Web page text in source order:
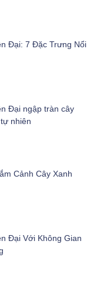
Đại: 7 Đặc Trưng Nổi
Đại ngập tràn cây
nhiên
Cảnh Cây Xanh
Đại Với Không Gian